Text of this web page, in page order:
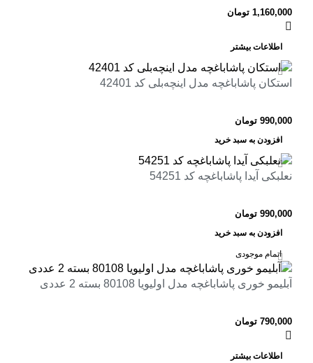
1,160,000 تومان
اطلاعات بیشتر
استکان پاشاباغچه مدل اینچه‌بلی کد 42401
990,000 تومان
افزودن به سبد خرید
نعلبکی آیدا پاشاباغچه کد 54251
990,000 تومان
افزودن به سبد خرید
اتمام موجودی
آبلیمو خوری پاشاباغچه مدل اولیویا 80108 بسته 2 عددی
790,000 تومان
اطلاعات بیشتر